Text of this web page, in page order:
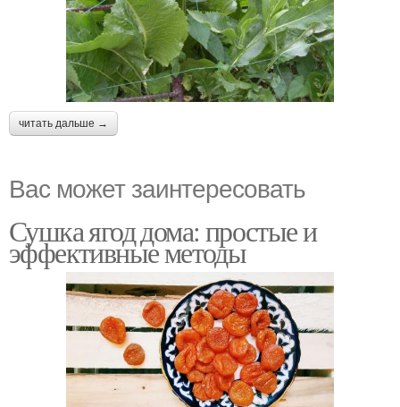
читать дальше →
Вас может заинтересовать
Сушка ягод дома: простые и
эффективные методы